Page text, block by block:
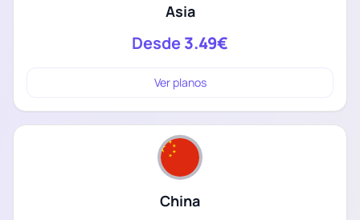
Asia
Desde3.49€
Ver planos
China